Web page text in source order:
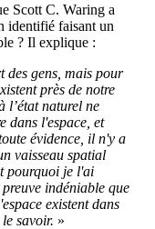
Scott C. Waring a
identifié faisant un
? Il explique :
des gens, mais pour
près de notre
l’état naturel ne
dans l'espace, et
évidence, il n'y a
vaisseau spatial
pourquoi je l'ai
indéniable que
existent dans
le savoir. »